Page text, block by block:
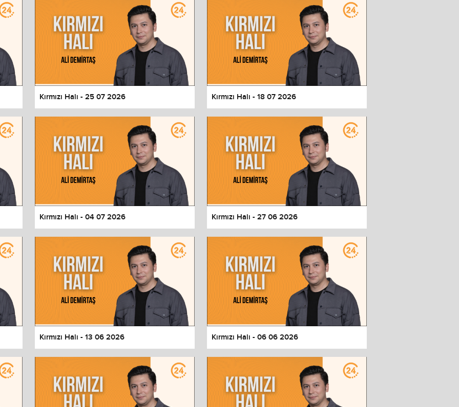
and close the window.
Done
Kırmızı Halı - 25 07 2026 Kırmızı Halı - 18 07 2026
Kırmızı Halı - 04 07 2026 Kırmızı Halı - 27 06 2026
Kırmızı Halı - 13 06 2026 Kırmızı Halı - 06 06 2026